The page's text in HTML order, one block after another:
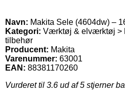
Navn: Makita Sele (4604dw) –
Kategori: Værktøj & elværktøj >
tilbehør
Producent: Makita
Varenummer: 63001
EAN: 88381170260
Vurderet til 3.6 ud af 5 stjerner